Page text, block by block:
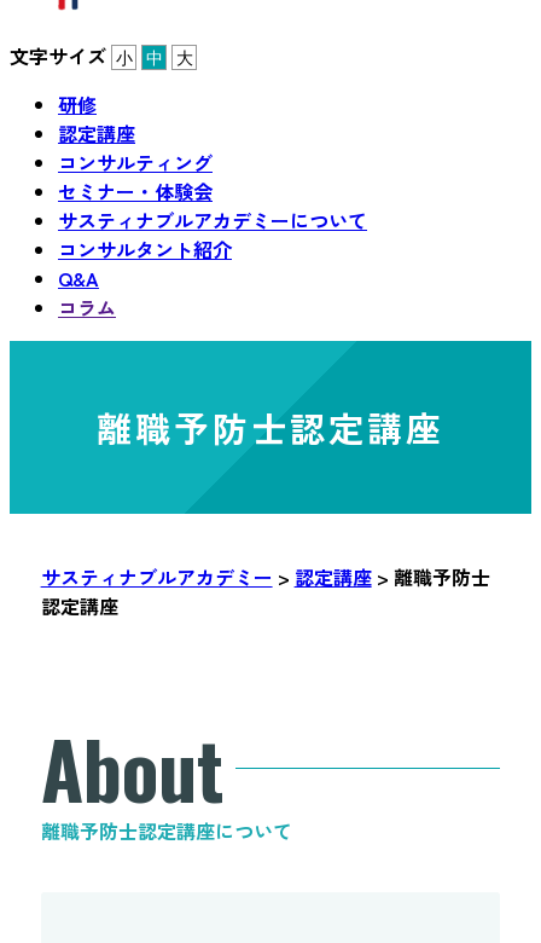
文字サイズ 小 中 大
研修
認定講座
コンサルティング
セミナー・体験会
サスティナブルアカデミーについて
コンサルタント紹介
Q&A
コラム
離職予防士認定講座
サスティナブルアカデミー > 認定講座> 離職予防士
認定講座
About
離職予防士認定講座について